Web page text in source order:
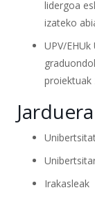
lidergoa
izateko
UPV/
proiektuak
Irakasleak